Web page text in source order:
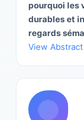
pourquoi les
durables et
regards
View